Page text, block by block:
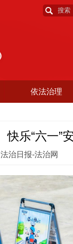
依法治理
快乐“六一”
法治日报-法治网